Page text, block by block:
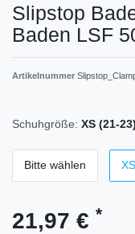
Slipstop
Baden LSF
Artikelnummer
Schuhgröße: XS (21-23)
Bitte wählen
21,97 € *